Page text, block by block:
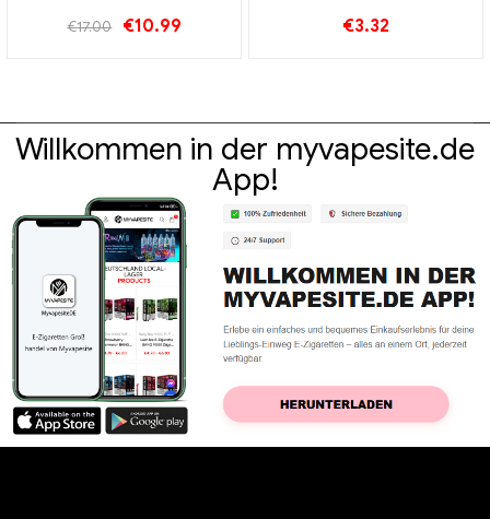
€17.00 €10.99 €3.32
Willkommen in der myvapesite.de
App!